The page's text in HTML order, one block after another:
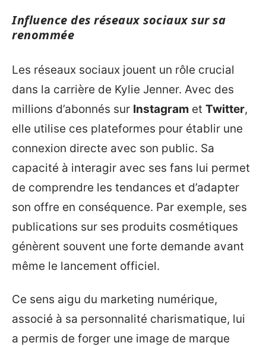
Influence des réseaux sociaux sur sa
renommée
Les réseaux sociaux jouent un rôle crucial
dans la carrière de Kylie Jenner. Avec des
millions d’abonnés sur Instagram et Twitter,
elle utilise ces plateformes pour établir une
connexion directe avec son public. Sa
capacité à interagir avec ses fans lui permet
de comprendre les tendances et d’adapter
son offre en conséquence. Par exemple, ses
publications sur ses produits cosmétiques
génèrent souvent une forte demande avant
même le lancement officiel.
Ce sens aigu du marketing numérique,
associé à sa personnalité charismatique, lui
a permis de forger une image de marque